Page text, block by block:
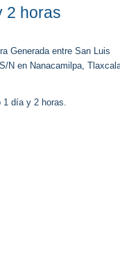
2 horas
Generada entre San Luis
N en Nanacamilpa,
día y 2 horas.